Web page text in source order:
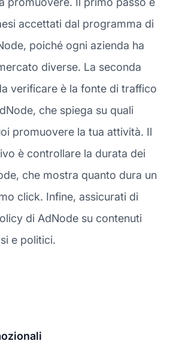
accettati dal programma di
poiché ogni azienda ha
diverse. La seconda
verificare è la fonte di traffico
che spiega su quali
promuovere la tua attività. Il
è controllare la durata dei
che mostra quanto dura un
click. Infine, assicurati di
di AdNode su contenuti
e politici.